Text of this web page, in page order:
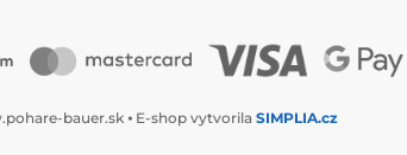
bauer.sk ⦁ E-shop vytvorila SIMPLIA.cz